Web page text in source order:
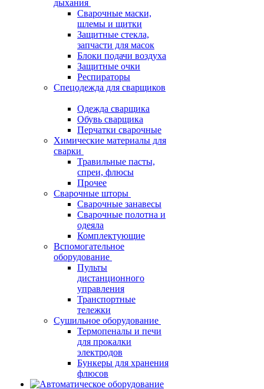
дыхания
Сварочные маски,
шлемы и щитки
Защитные стекла,
запчасти для масок
Блоки подачи воздуха
Защитные очки
Респираторы
Спецодежда для сварщиков
Одежда сварщика
Обувь сварщика
Перчатки сварочные
Химические материалы для
сварки
Травильные пасты,
спреи, флюсы
Прочее
Сварочные шторы
Сварочные занавесы
Сварочные полотна и
одеяла
Комплектующие
Вспомогательное
оборудование
Пульты
дистанционного
управления
Транспортные
тележки
Сушильное оборудование
Термопеналы и печи
для прокалки
электродов
Бункеры для хранения
флюсов